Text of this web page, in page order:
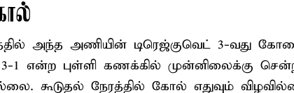
அந்த அணியின் டிரெஜ்குவெட் 3-வது
3-1 என்ற புள்ளி கணக்கில் முன்னிலைக்கு
கூடுதல் நேரத்தில் கோல் எதுவும்